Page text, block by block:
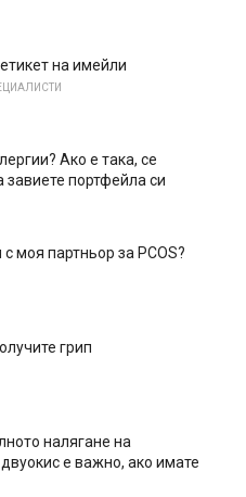
на имейли
Ако е така, се
завиете портфейла си
с моя партньор за PCOS?
грип
налягане на
е важно, ако имате